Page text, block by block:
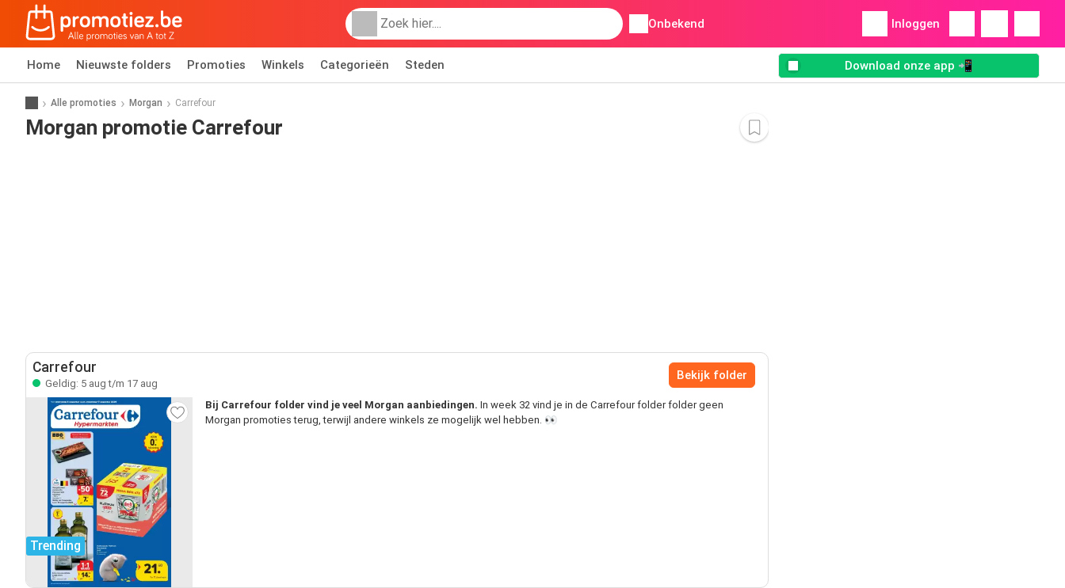
Onbekend Inloggen
Home Nieuwste folders Promoties Winkels Categorieën Steden Download onze app 📲
Alle promoties Morgan Carrefour
Morgan promotie Carrefour
Carrefour
Geldig: 5 aug t/m 17 aug
Bekijk folder
Trending
Bij Carrefour folder vind je veel Morgan aanbiedingen. In week 32 vind je in de Carrefour folder folder geen
Morgan promoties terug, terwijl andere winkels ze mogelijk wel hebben. 👀